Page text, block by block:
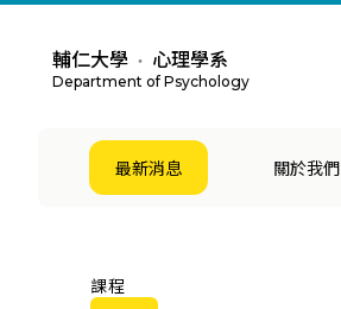
輔仁大學 ・ 心理學系
Department of Psychology
最新消息 關於我們
課程